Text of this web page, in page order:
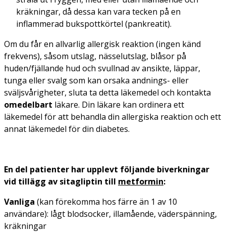
kräkningar, då dessa kan vara tecken på en
inflammerad bukspottkörtel (pankreatit).
Om du får en allvarlig allergisk reaktion (ingen känd
frekvens), såsom utslag, nässelutslag, blåsor på
huden/fjällande hud och svullnad av ansikte, läppar,
tunga eller svalg som kan orsaka andnings- eller
sväljsvårigheter, sluta ta detta läkemedel och kontakta
omedelbart läkare. Din läkare kan ordinera ett
läkemedel för att behandla din allergiska reaktion och ett
annat läkemedel för din diabetes.
En del patienter har upplevt följande biverkningar
vid tillägg av sitagliptin till metformin:
Vanliga (kan förekomma hos färre än 1 av 10
användare): lågt blodsocker, illamående, väderspänning,
kräkningar